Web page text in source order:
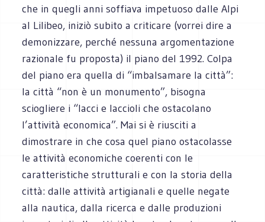
che in quegli anni soffiava impetuoso dalle Alpi
al Lilibeo, iniziò subito a criticare (vorrei dire a
demonizzare, perché nessuna argomentazione
razionale fu proposta) il piano del 1992. Colpa
del piano era quella di “imbalsamare la città”:
la città “non è un monumento”, bisogna
sciogliere i “lacci e laccioli che ostacolano
l’attività economica”. Mai si è riusciti a
dimostrare in che cosa quel piano ostacolasse
le attività economiche coerenti con le
caratteristiche strutturali e con la storia della
città: dalle attività artigianali e quelle negate
alla nautica, dalla ricerca e dalle produzioni